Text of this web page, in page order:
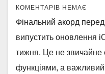
КОМЕНТАРІВ НЕМАЄ
Фінальний акорд
випустить оновлення
тижня. Це не звичайне
функціями, а важливий